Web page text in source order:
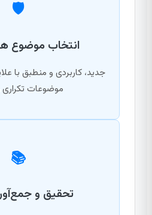
🛡️
انتخاب موضوع
جدید، کاربردی و منطبق با
موضوعات
📚
تحقیق و